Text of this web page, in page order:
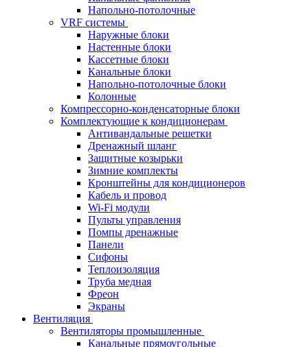
Напольно-потолочные
VRF системы
Наружные блоки
Настенные блоки
Кассетные блоки
Канальные блоки
Напольно-потолочные блоки
Колонные
Компрессорно-конденсаторные блоки
Комплектующие к кондиционерам
Антивандальные решетки
Дренажный шланг
Защитные козырьки
Зимние комплекты
Кронштейны для кондиционеров
Кабель и провод
Wi-Fi модули
Пульты управления
Помпы дренажные
Панели
Сифоны
Теплоизоляция
Труба медная
Фреон
Экраны
Вентиляция
Вентиляторы промышленные
Канальные прямоугольные